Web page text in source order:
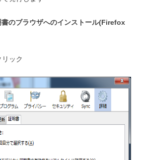
のブラウザへのインストール(Firefox
リック